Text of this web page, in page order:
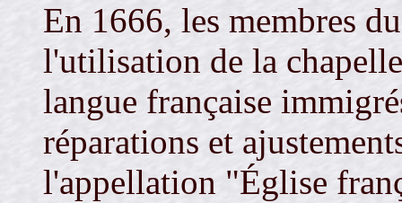
En 1666, les membres
l'utilisation de la
langue française
réparations et
l'appellation "Église